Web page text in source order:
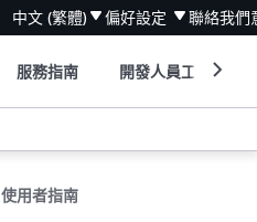
中文 (繁體) 偏好設定 聯絡我們
服務指南 開發人員工具
使用者指南